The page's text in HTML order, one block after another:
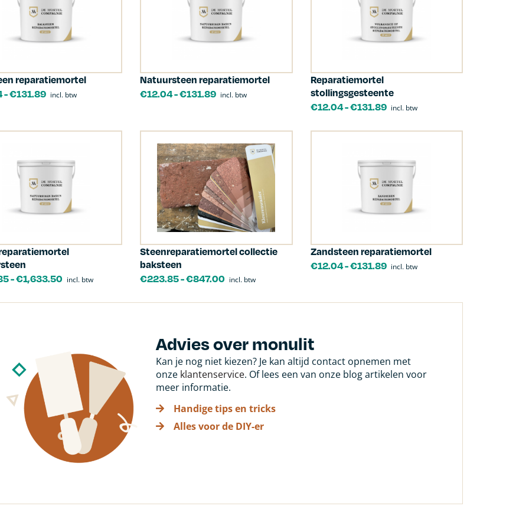
reparatiemortel
-€131.89 incl. btw
Natuursteen reparatiemortel
€12.04-€131.89 incl. btw
Reparatiemortel
stollingsgesteente
€12.04-€131.89 incl. btw
-€1,633.50 incl. btw
Steenreparatiemortel collectie
baksteen
€223.85-€847.00 incl. btw
Zandsteen reparatiemortel
€12.04-€131.89 incl. btw
Advies over monulit
Kan je nog niet kiezen? Je kan altijd contact opnemen met
onze klantenservice. Of lees een van onze blog artikelen voor
meer informatie.
Handige tips en tricks
Alles voor de DIY-er